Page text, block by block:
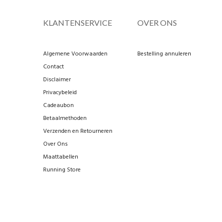
KLANTENSERVICE
Algemene Voorwaarden
Contact
Disclaimer
Privacybeleid
Cadeaubon
Betaalmethoden
Verzenden en Retourneren
Over Ons
Maattabellen
Running Store
OVER ONS
Bestelling annuleren